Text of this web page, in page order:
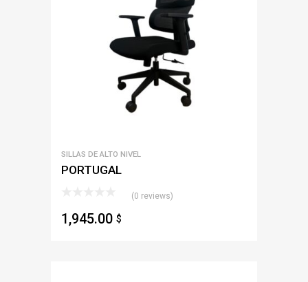
SILLAS DE ALTO NIVEL
PORTUGAL
(0 reviews)
1,945.00 $